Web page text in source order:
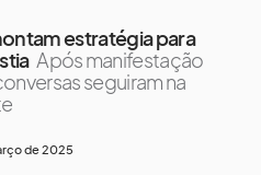
estratégia para
Após manifestação
seguiram na
de 2025